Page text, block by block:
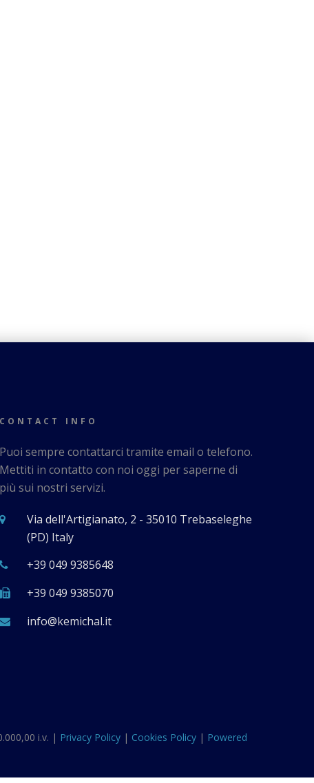
CONTACT INFO
Puoi sempre contattarci tramite email o telefono.
Mettiti in contatto con noi oggi per saperne di
più sui nostri servizi.
Via dell'Artigianato, 2 - 35010 Trebaseleghe
(PD) Italy
+39 049 9385648
+39 049 9385070
ti.lahcimek@ofni
i.v. | Privacy Policy | Cookies Policy | Powered